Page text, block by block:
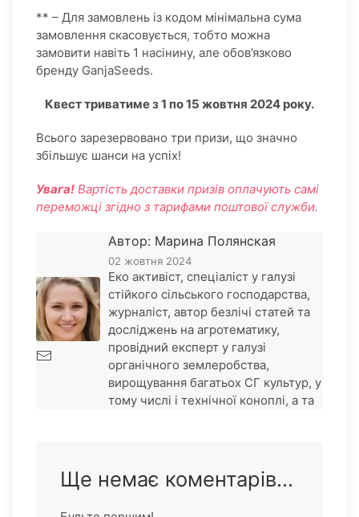
** – Для замовлень із кодом мінімальна сума
замовлення скасовується, тобто можна
замовити навіть 1 насінину, але обов’язково
бренду GanjaSeeds.
Квест триватиме з 1 по 15 жовтня 2024 року.
Всього зарезервовано три призи, що значно
збільшує шанси на успіх!
Увага! Вартість доставки призів оплачують самі
переможці згідно з тарифами поштової служби.
Автор: Марина Полянская
02 жовтня 2024
Еко активіст, спеціаліст у галузі
стійкого сільського господарства,
журналіст, автор безлічі статей та
досліджень на агротематику,
провідний експерт у галузі
органічного землеробства,
вирощування багатьох СГ культур, у
тому числі і технічної коноплі, а та
Ще немає коментарів...